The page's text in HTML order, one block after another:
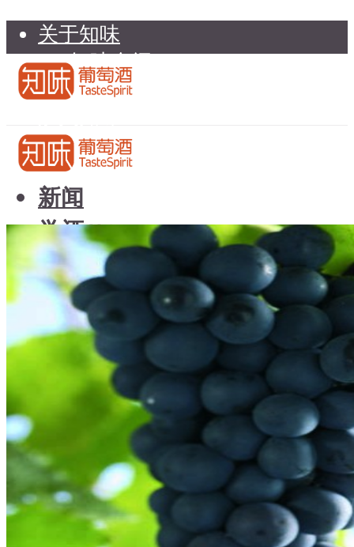
关于知味
知味介绍
知味专家顾问委员会
联系我们
知味荐酒
新闻
学酒
基础知识
品种
年份
酒具周边
投资收藏
留学教育
名庄
品鉴专栏
美食
知味荐酒
新闻
学酒
基础知识
品种
年份
酒具周边
投资收藏
留学教育